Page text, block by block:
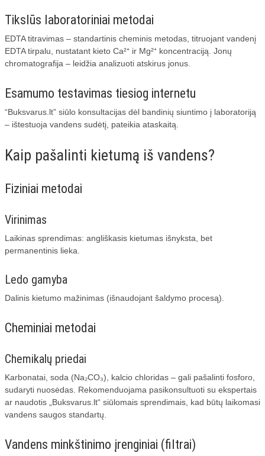
Tikslūs laboratoriniai metodai
EDTA titravimas – standartinis cheminis metodas, titruojant vandenį
EDTA tirpalu, nustatant kieto Ca²⁺ ir Mg²⁺ koncentraciją. Jonų
chromatografija – leidžia analizuoti atskirus jonus.
Esamumo testavimas tiesiog internetu
“Buksvarus.lt” siūlo konsultacijas dėl bandinių siuntimo į laboratoriją
– ištestuoja vandens sudėtį, pateikia ataskaitą.
Kaip pašalinti kietumą iš vandens?
Fiziniai metodai
Virinimas
Laikinas sprendimas: angliškasis kietumas išnyksta, bet
permanentinis lieka.
Ledo gamyba
Dalinis kietumo mažinimas (išnaudojant šaldymo procesą).
Cheminiai metodai
Chemikalų priedai
Karbonatai, soda (Na₂CO₃), kalcio chloridas – gali pašalinti fosforo,
sudaryti nuosėdas. Rekomenduojama pasikonsultuoti su ekspertais
ar naudotis „Buksvarus.lt“ siūlomais sprendimais, kad būtų laikomasi
vandens saugos standartų.
Vandens minkštinimo įrenginiai (filtrai)